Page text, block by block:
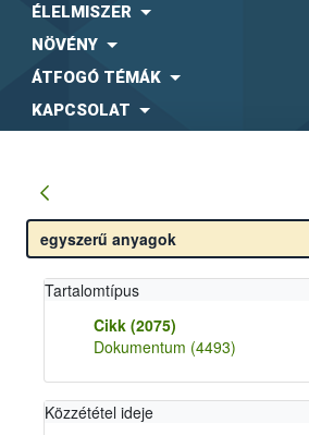
ÉLELMISZER
NÖVÉNY
ÁTFOGÓ TÉMÁK
KAPCSOLAT
Tartalomtípus
Cikk (2075)
Dokumentum (4493)
Közzététel ideje